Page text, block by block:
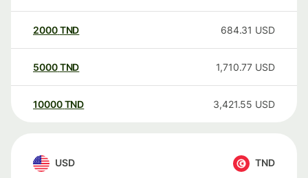
2000TND 684.31 USD
5000TND 1,710.77 USD
10000 TND 3,421.55 USD
USD TND